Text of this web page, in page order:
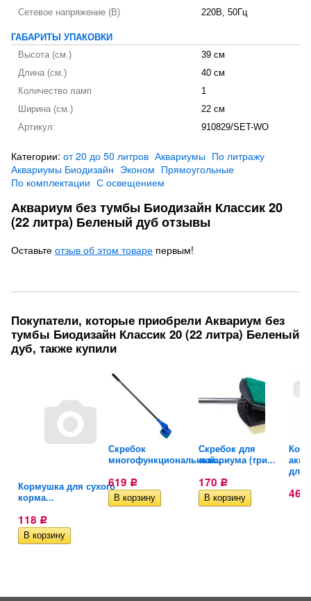
Сетевое напряжение (В)
220В, 50Гц
ГАБАРИТЫ УПАКОВКИ
Высота (см.)
39 см
Длина (см.)
40 см
Количество ламп
1
Ширина (см.)
22 см
Артикул:
910829/SET-WO
Категории: от 20 до 50 литров Аквариумы По литражу
Аквариумы Биодизайн Эконом Прямоугольные
По комплектации С освещением
Аквариум без тумбы Биодизайн Классик 20
(22 литра) Беленый дуб отзывы
Оставьте отзыв об этом товаре первым!
Покупатели, которые приобрели Аквариум без
тумбы Биодизайн Классик 20 (22 литра) Беленый
дуб, также купили
Кормушка для сухого
корма...
118 Р
Скребок
многофункциональный...
619 Р
Скребок для
аквариума (три...
170 Р
46